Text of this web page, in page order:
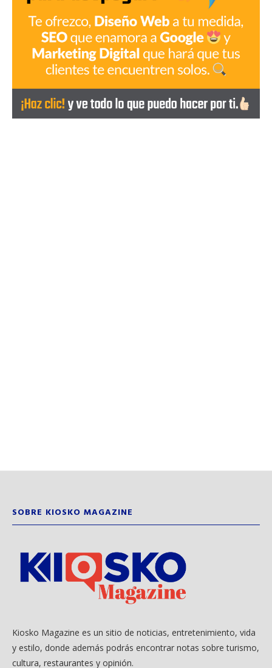
SOBRE KIOSKO MAGAZINE
Kiosko Magazine es un sitio de noticias, entretenimiento, vida
y estilo, donde además podrás encontrar notas sobre turismo,
cultura, restaurantes y opinión.